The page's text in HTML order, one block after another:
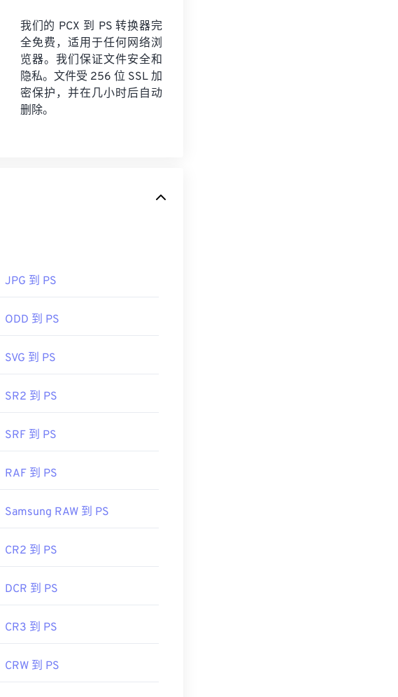
我们的 PCX 到 PS 转换器完
全免费，适用于任何网络浏
览器。我们保证文件安全和
隐私。文件受 256 位 SSL 加
密保护，并在几小时后自动
删除。
JPG 到 PS
ODD 到 PS
SVG 到 PS
SR2 到 PS
SRF 到 PS
RAF 到 PS
Samsung RAW 到 PS
CR2 到 PS
DCR 到 PS
CR3 到 PS
CRW 到 PS